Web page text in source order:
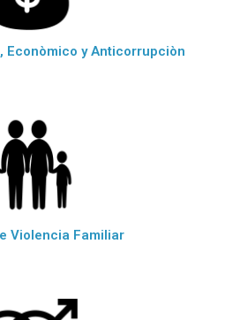
Econòmico y Anticorrupciòn
Violencia Familiar